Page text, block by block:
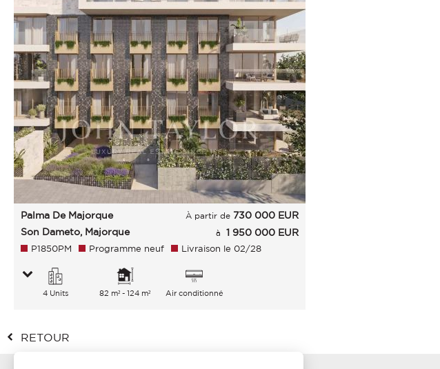
Palma De Majorque
Son Dameto, Majorque
À partir de 730 000 EUR
à 1 950 000 EUR
P1850PM Programme neuf Livraison le 02/28
4 Units 82 m² - 124 m² Air conditionné
RETOUR